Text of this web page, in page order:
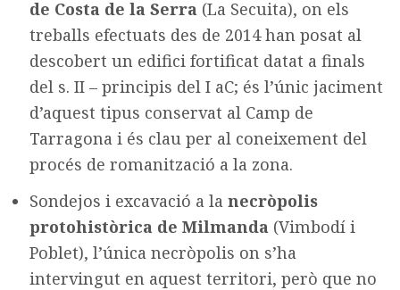
de Costa de la Serra (La Secuita), on els
treballs efectuats des de 2014 han posat al
descobert un edifici fortificat datat a finals
del s. II – principis del I aC; és l’únic jaciment
d’aquest tipus conservat al Camp de
Tarragona i és clau per al coneixement del
procés de romanització a la zona.
Sondejos i excavació a lanecròpolis
protohistòrica de Milmanda (Vimbodí i
Poblet), l’única necròpolis on s’ha
intervingut en aquest territori, però que no